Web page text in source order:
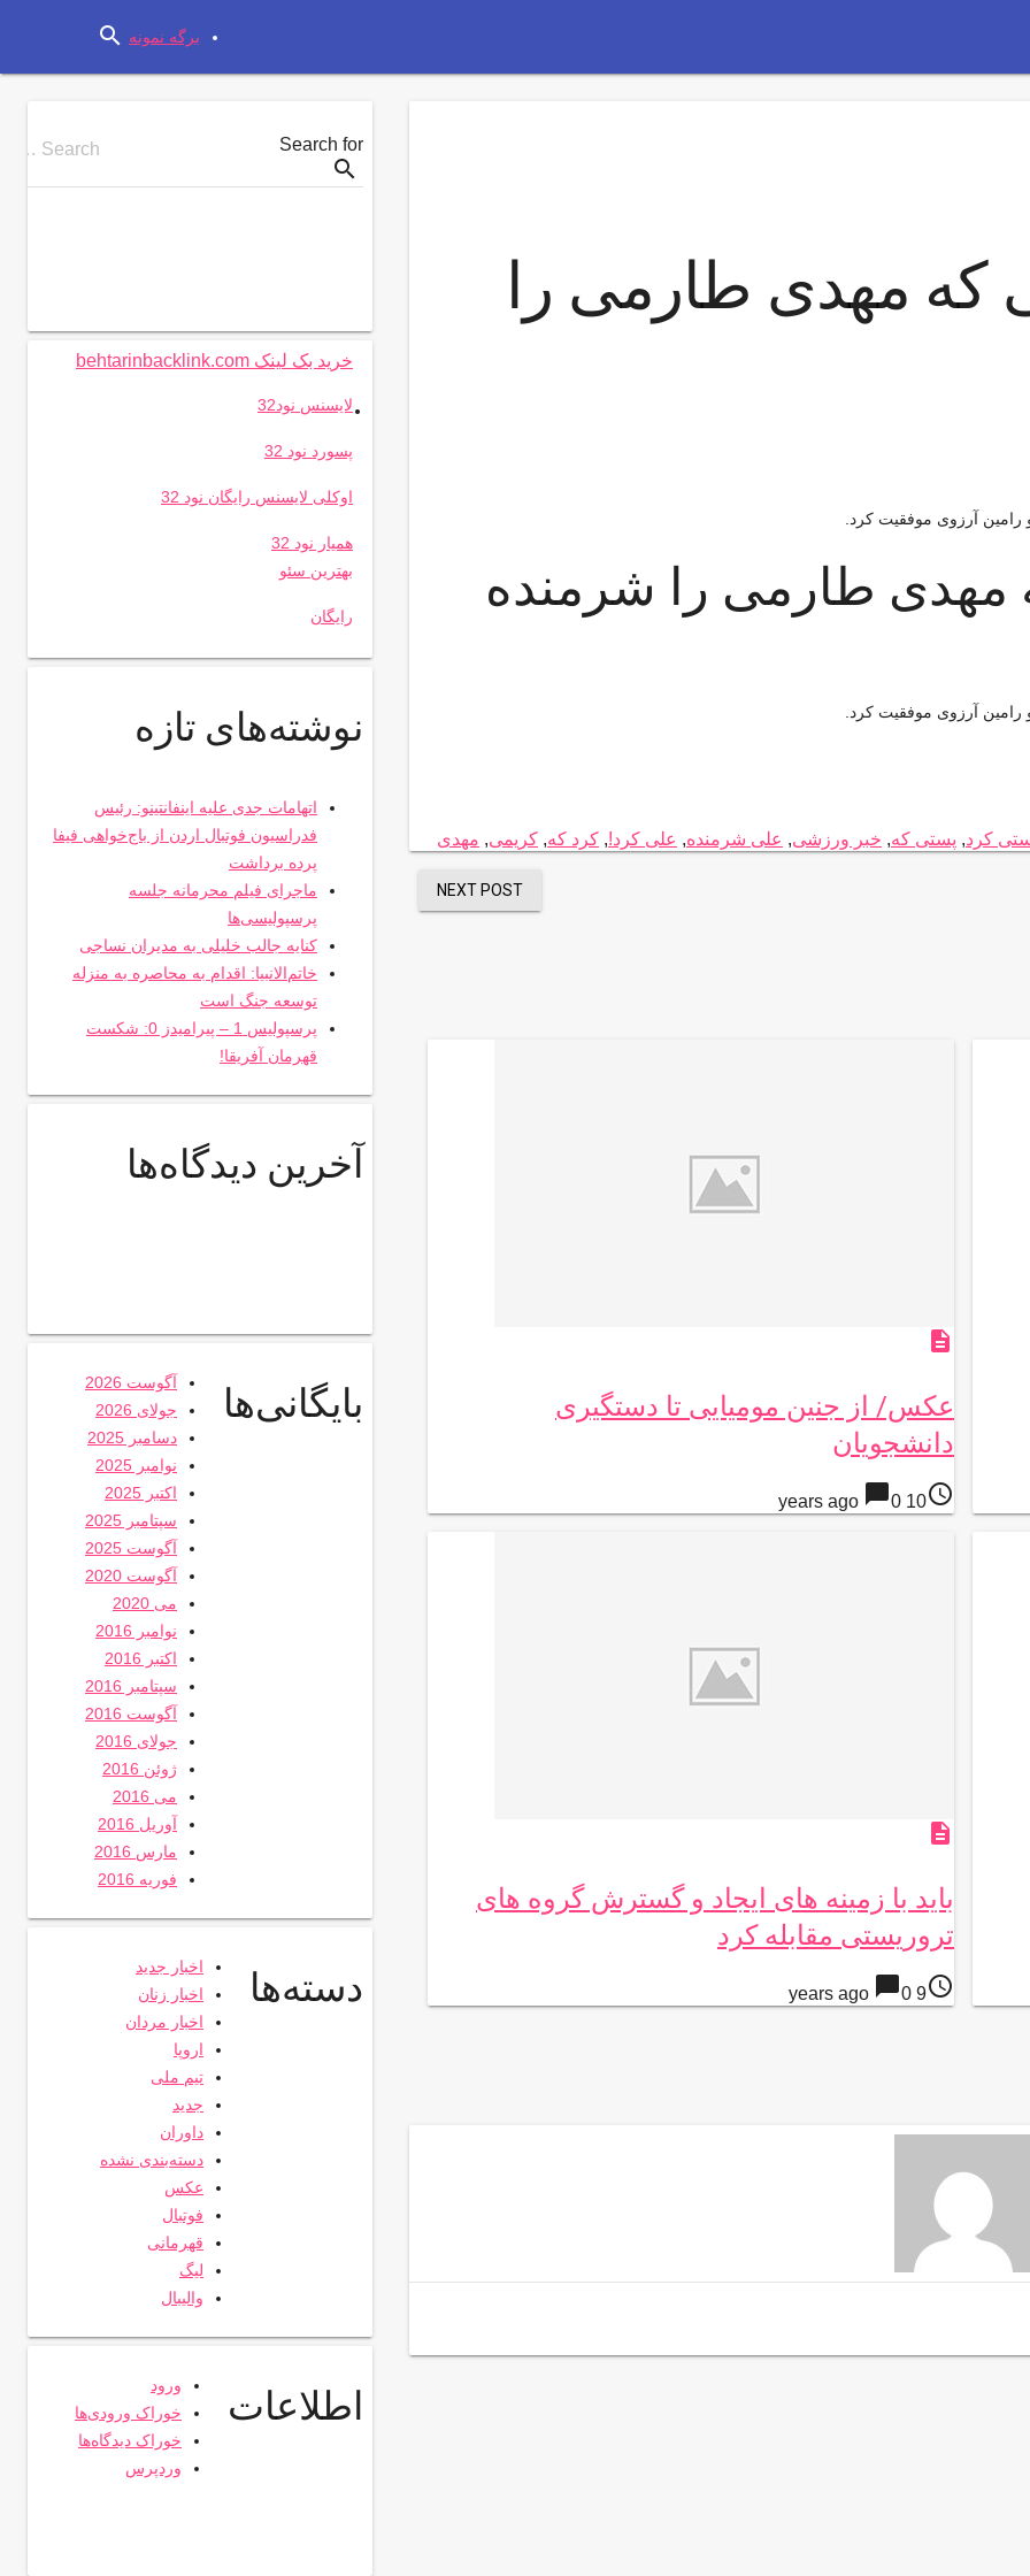
برگه نمونه search
که مهدی طارمی را
رامین آرزوی موفقیت کرد.
مهدی طارمی را شرمنده
رامین آرزوی موفقیت کرد.
کرد, پستی که, خبر ورزشی, علی شرمنده, علی کرد!, کرد که, کریمی, مهدی
NEXT POST
description
عکس/ از جنین مومیایی تا دستگیری
دانشجویان
access_time
10 years ago
chat_bubble0
description
باید با زمینه های ایجاد و گسترش گروه های
تروریستی مقابله کرد
access_time
9 years ago
chat_bubble0
Search for
Search …
search
.
خرید بک لینک behtarinbacklink.com
لایسنس نود32
پسورد نود 32
اوکلی لایسنس رایگان نود 32
همیار نود 32
بهترین سئو
رایگان
نوشته‌های تازه
اتهامات جدی علیه اینفانتینو: رئیس
فدراسیون فوتبال اردن از باج‌خواهی فیفا
پرده برداشت
ماجرای فیلم محرمانه جلسه
پرسپولیسی‌ها
کنایه جالب خلیلی به مدیران نساجی
خاتم‌الانبیا: اقدام به محاصره به منزله
توسعه جنگ است
پرسپولیس 1 – پیرامیدز 0: شکست
قهرمان آفریقا!
آخرین دیدگاه‌ها
بایگانی‌ها
آگوست 2026
جولای 2026
دسامبر 2025
نوامبر 2025
اکتبر 2025
سپتامبر 2025
آگوست 2025
آگوست 2020
می 2020
نوامبر 2016
اکتبر 2016
سپتامبر 2016
آگوست 2016
جولای 2016
ژوئن 2016
می 2016
آوریل 2016
مارس 2016
فوریه 2016
دسته‌ها
اخبار جدید
اخبار زنان
اخبار مردان
اروپا
تیم ملی
جدید
داوران
دسته‌بندی نشده
عکس
فوتبال
قهرمانی
لیگ
والیبال
اطلاعات
ورود
خوراک ورودی‌ها
خوراک دیدگاه‌ها
وردپرس